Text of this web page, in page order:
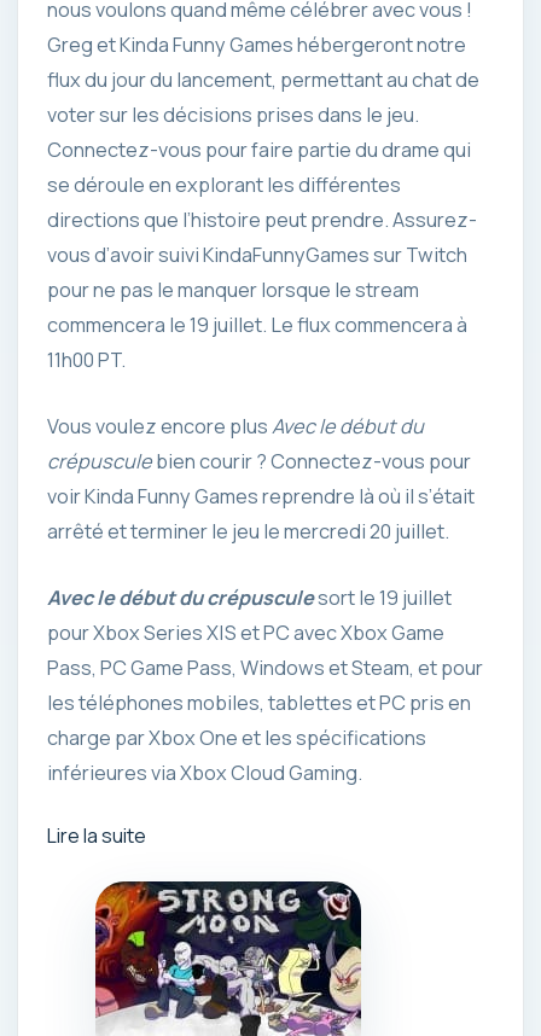
nous voulons quand même célébrer avec vous !
Greg et Kinda Funny Games hébergeront notre
flux du jour du lancement, permettant au chat de
voter sur les décisions prises dans le jeu.
Connectez-vous pour faire partie du drame qui
se déroule en explorant les différentes
directions que l’histoire peut prendre. Assurez-
vous d’avoir suivi KindaFunnyGames sur Twitch
pour ne pas le manquer lorsque le stream
commencera le 19 juillet. Le flux commencera à
11h00 PT.
Vous voulez encore plusAvec le début du
crépusculebien courir ? Connectez-vous pour
voir Kinda Funny Games reprendre là où il s’était
arrêté et terminer le jeu le mercredi 20 juillet.
Avec le début du crépusculesort le 19 juillet
pour Xbox Series X|S et PC avec Xbox Game
Pass, PC Game Pass, Windows et Steam, et pour
les téléphones mobiles, tablettes et PC pris en
charge par Xbox One et les spécifications
inférieures via Xbox Cloud Gaming.
Lire la suite